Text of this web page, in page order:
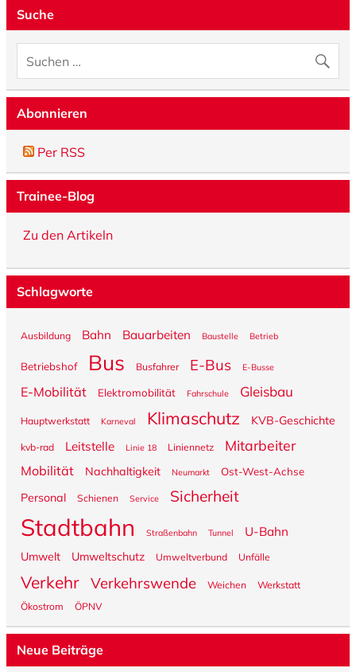
Suche
Abonnieren
Per RSS
Trainee-Blog
Zu den Artikeln
Schlagworte
Ausbildung Bahn Bauarbeiten Baustelle Betrieb
Betriebshof Bus Busfahrer E-Bus E-Busse
E-Mobilität Elektromobilität Fahrschule Gleisbau
Hauptwerkstatt Karneval Klimaschutz KVB-Geschichte
kvb-rad Leitstelle Linie 18 Liniennetz Mitarbeiter
Mobilität Nachhaltigkeit Neumarkt Ost-West-Achse
Personal Schienen Service Sicherheit
Stadtbahn Straßenbahn Tunnel U-Bahn
Umwelt Umweltschutz Umweltverbund Unfälle
Verkehr Verkehrswende Weichen
Werkstatt
Ökostrom
ÖPNV
Neue Beiträge